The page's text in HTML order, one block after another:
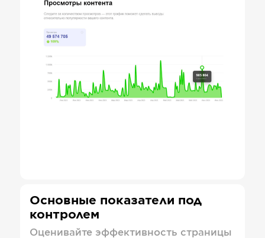
Основные показатели под
контролем
Оценивайте эффективность страницы